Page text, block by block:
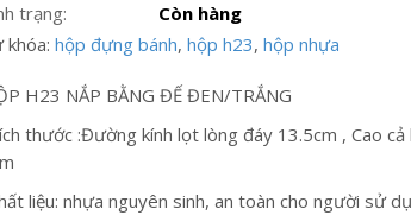
trạng:
Còn hàng
khóa: hộp đựng bánh, hộp h23, hộp nhựa
H23 NẮP BẰNG ĐẾ ĐEN/TRẮNG
thước :Đường kính lọt lòng đáy 13.5cm , Cao cả
liệu: nhựa nguyên sinh, an toàn cho người sử